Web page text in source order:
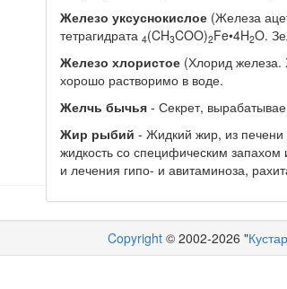
Железо уксуснокислое (Железа
тетрагидрата 4(CH3COO)2Fe•4H2O.
Железо хлористое (Хлорид
хорошо растворимо в воде.
Желчь бычья - Секрет,
Жир рыбий - Жидкий жир, из
жидкость со специфическим
и лечения гипо- и авитаминоза,
Copyright© 2002-2026 "